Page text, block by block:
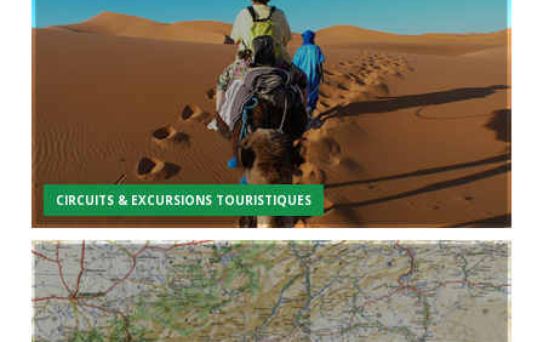
CIRCUITS & EXCURSIONS TOURISTIQUES